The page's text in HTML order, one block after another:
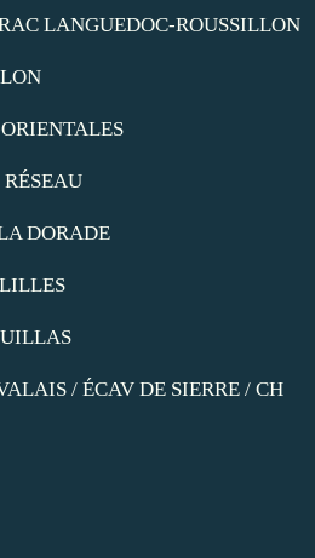
LANGUEDOC-ROUSSILLON
DORADE
/ ÉCAV DE SIERRE / CH